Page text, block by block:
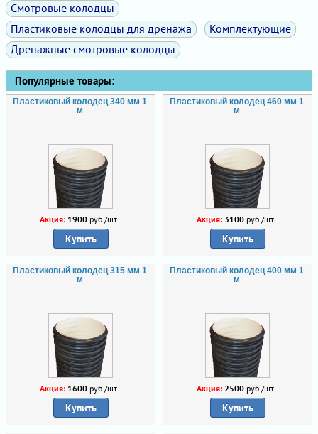
Смотровые колодцы
Пластиковые колодцы для дренажа
Комплектующие
Дренажные смотровые колодцы
Популярные товары:
Пластиковый колодец 340 мм 1
м
Акция: 1900руб./шт.
Купить
Пластиковый колодец 460 мм 1
м
Акция: 3100руб./шт.
Купить
Пластиковый колодец 315 мм 1
м
Акция: 1600руб./шт.
Купить
Пластиковый колодец 400 мм 1
м
Акция: 2500руб./шт.
Купить